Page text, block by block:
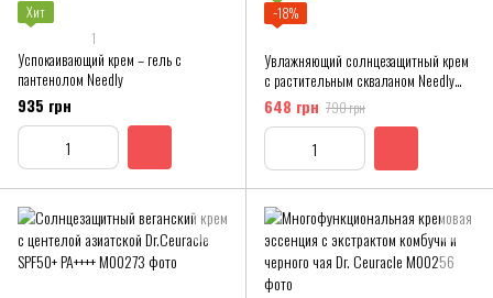
Хит
1
Успокаивающий крем – гель с
пантенолом Needly
935 грн
−18%
Увлажняющий солнцезащитный крем
с растительным скваланом Needly
Vegan Mild Moisture Sun SPF 50+
PA++++
648 грн 790 грн